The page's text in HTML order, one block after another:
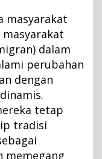
masyarakat
masyarakat
dalam
perubahan
dengan
tetap
tradisi
memegang